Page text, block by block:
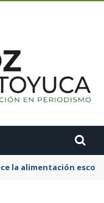
lesionado tras chocar